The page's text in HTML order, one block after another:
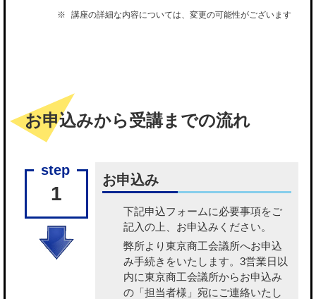
講座の詳細な内容については、変更の可能性がございます
お申込みから受講までの流れ
1
お申込み
下記申込フォームに必要事項をご
記入の上、お申込みください。
弊所より東京商工会議所へお申込
み手続きをいたします。3営業日以
内に東京商工会議所からお申込み
の「担当者様」宛にご連絡いたし